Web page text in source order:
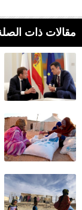
مقالات ذات